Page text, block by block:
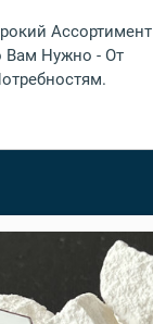
Ассортимент
Вам Нужно - От